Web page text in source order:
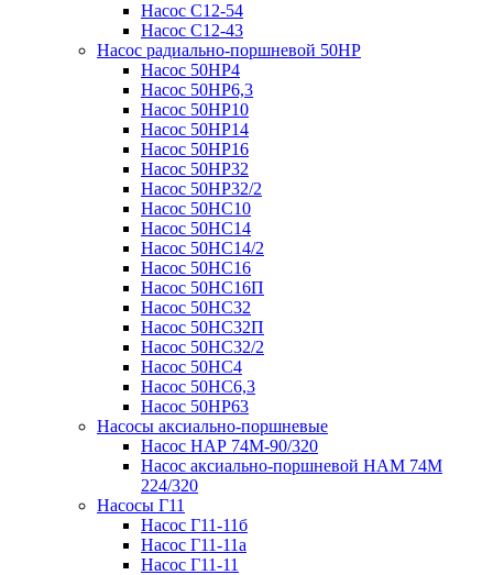
Насос С12-54
Насос С12-43
Насос радиально-поршневой 50НР
Насос 50НР4
Насос 50НР6,3
Насос 50НР10
Насос 50НР14
Насос 50НР16
Насос 50НР32
Насос 50НР32/2
Насос 50НС10
Насос 50НС14
Насос 50НС14/2
Насос 50НС16
Насос 50НС16П
Насос 50НС32
Насос 50НС32П
Насос 50НС32/2
Насос 50НС4
Насос 50НС6,3
Насос 50НР63
Насосы аксиально-поршневые
Насос НАР 74M-90/320
Насос аксиально-поршневой НАМ 74М
224/320
Насосы Г11
Насос Г11-11б
Насос Г11-11а
Насос Г11-11